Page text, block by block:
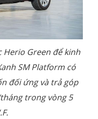
Herio Green để kinh
SM Platform có
đối ứng và trả góp
trong vòng 5